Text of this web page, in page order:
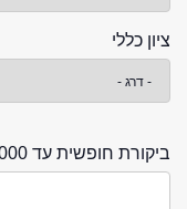
ציון כללי
ביקורת חופשית עד 2000 תווים